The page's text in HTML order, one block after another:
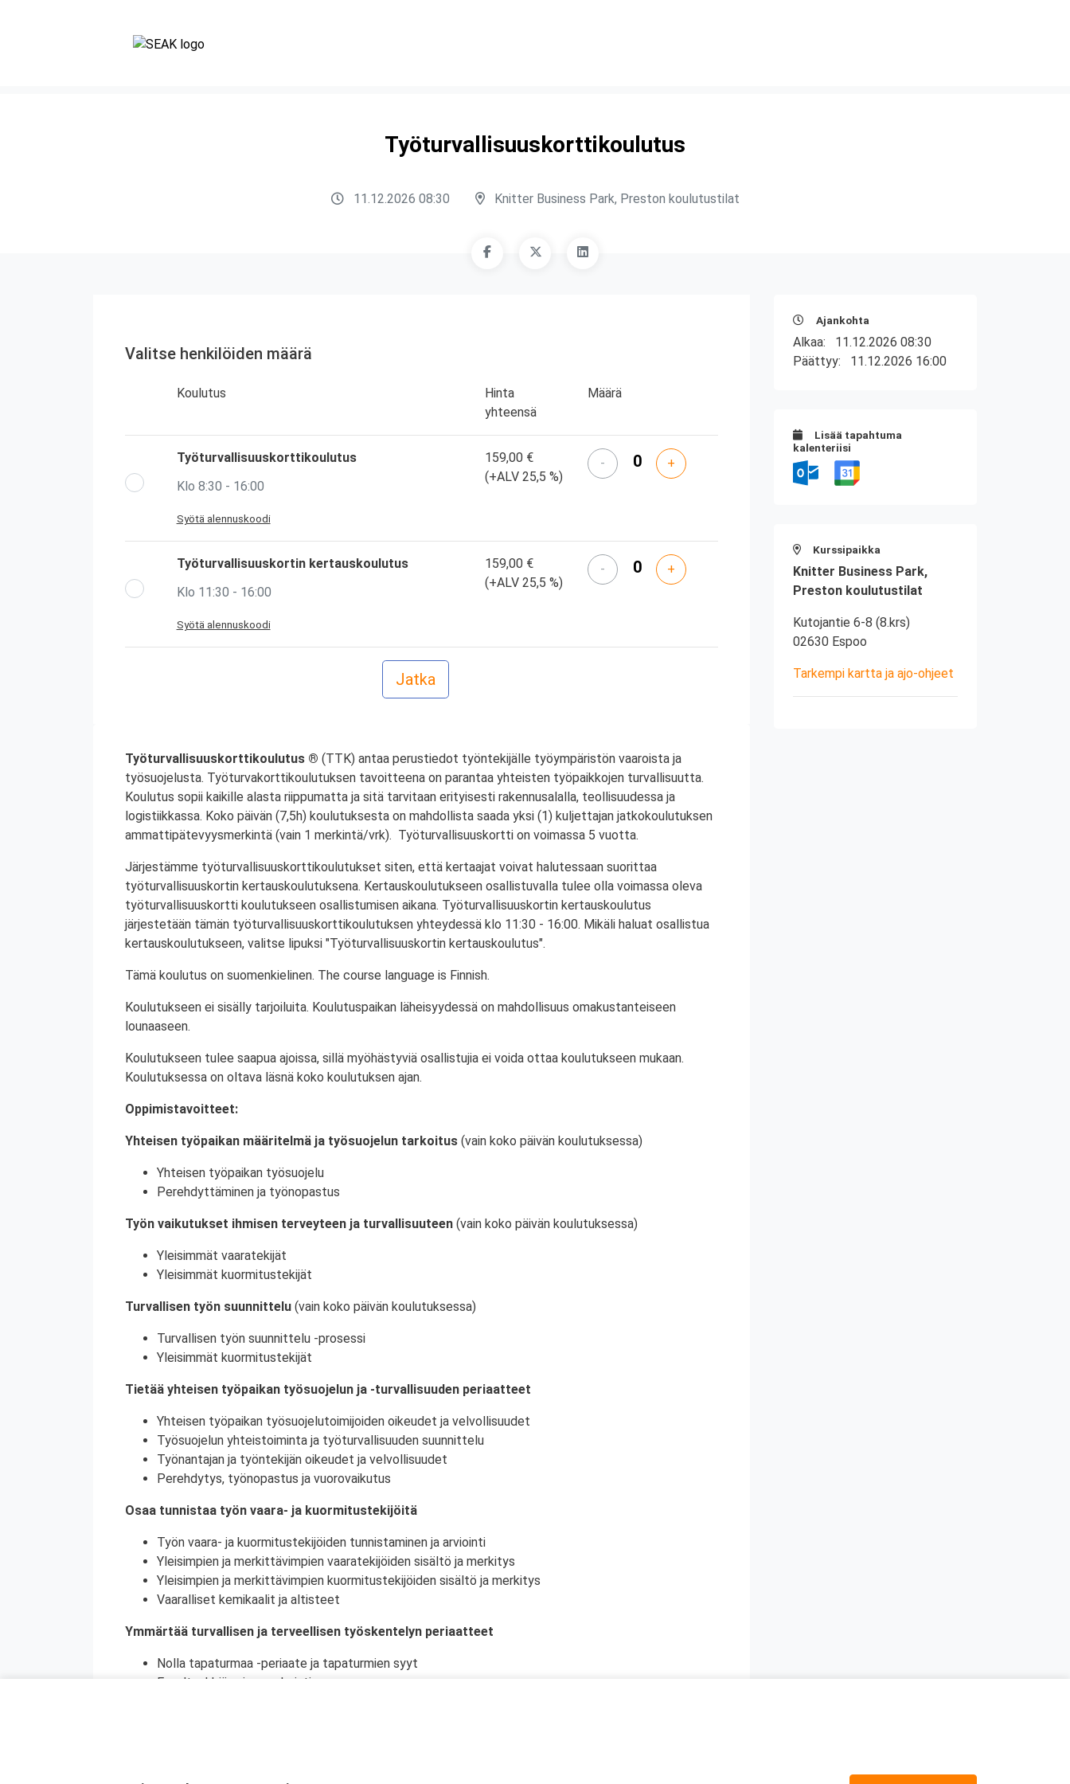
Työturvallisuuskorttikoulutus
11.12.2026 08:30 Knitter Business Park, Preston koulutustilat
Valitse henkilöiden määrä
Koulutus
Hinta
yhteensä
Määrä
Työturvallisuuskorttikoulutus
Klo 8:30 - 16:00
Syötä alennuskoodi
159,00 €
(+ALV 25,5 %)
- +
Työturvallisuuskortin kertauskoulutus
Klo 11:30 - 16:00
Syötä alennuskoodi
159,00 €
(+ALV 25,5 %)
- +
Työturvallisuuskorttikoulutus ® (TTK) antaa perustiedot työntekijälle työympäristön vaaroista ja
työsuojelusta. Työturvakorttikoulutuksen tavoitteena on parantaa yhteisten työpaikkojen turvallisuutta.
Koulutus sopii kaikille alasta riippumatta ja sitä tarvitaan erityisesti rakennusalalla, teollisuudessa ja
logistiikkassa. Koko päivän (7,5h) koulutuksesta on mahdollista saada yksi (1) kuljettajan jatkokoulutuksen
ammattipätevyysmerkintä (vain 1 merkintä/vrk). Työturvallisuuskortti on voimassa 5 vuotta.
Järjestämme työturvallisuuskorttikoulutukset siten, että kertaajat voivat halutessaan suorittaa
työturvallisuuskortin kertauskoulutuksena. Kertauskoulutukseen osallistuvalla tulee olla voimassa oleva
työturvallisuuskortti koulutukseen osallistumisen aikana. Työturvallisuuskortin kertauskoulutus
järjestetään tämän työturvallisuuskorttikoulutuksen yhteydessä klo 11:30 - 16:00. Mikäli haluat osallistua
kertauskoulutukseen, valitse lipuksi "Työturvallisuuskortin kertauskoulutus".
Tämä koulutus on suomenkielinen. The course language is Finnish.
Koulutukseen ei sisälly tarjoiluita. Koulutuspaikan läheisyydessä on mahdollisuus omakustanteiseen
lounaaseen.
Koulutukseen tulee saapua ajoissa, sillä myöhästyviä osallistujia ei voida ottaa koulutukseen mukaan.
Koulutuksessa on oltava läsnä koko koulutuksen ajan.
Oppimistavoitteet:
Yhteisen työpaikan määritelmä ja työsuojelun tarkoitus (vain koko päivän koulutuksessa)
Yhteisen työpaikan työsuojelu
Perehdyttäminen ja työnopastus
Työn vaikutukset ihmisen terveyteen ja turvallisuuteen (vain koko päivän koulutuksessa)
Yleisimmät vaaratekijät
Yleisimmät kuormitustekijät
Turvallisen työn suunnittelu (vain koko päivän koulutuksessa)
Turvallisen työn suunnittelu -prosessi
Yleisimmät kuormitustekijät
Tietää yhteisen työpaikan työsuojelun ja -turvallisuuden periaatteet
Yhteisen työpaikan työsuojelutoimijoiden oikeudet ja velvollisuudet
Työsuojelun yhteistoiminta ja työturvallisuuden suunnittelu
Työnantajan ja työntekijän oikeudet ja velvollisuudet
Perehdytys, työnopastus ja vuorovaikutus
Osaa tunnistaa työn vaara- ja kuormitustekijöitä
Työn vaara- ja kuormitustekijöiden tunnistaminen ja arviointi
Yleisimpien ja merkittävimpien vaaratekijöiden sisältö ja merkitys
Yleisimpien ja merkittävimpien kuormitustekijöiden sisältö ja merkitys
Vaaralliset kemikaalit ja altisteet
Ymmärtää turvallisen ja terveellisen työskentelyn periaatteet
Nolla tapaturmaa -periaate ja tapaturmien syyt
Ennaltaehkäisy ja ennakointi
Ajankohta
Alkaa: 11.12.2026 08:30
Päättyy: 11.12.2026 16:00
Lisää tapahtuma
kalenteriisi
Kurssipaikka
Knitter Business Park,
Preston koulutustilat
Kutojantie 6-8 (8.krs)
02630 Espoo
Tarkempi kartta ja ajo-ohjeet